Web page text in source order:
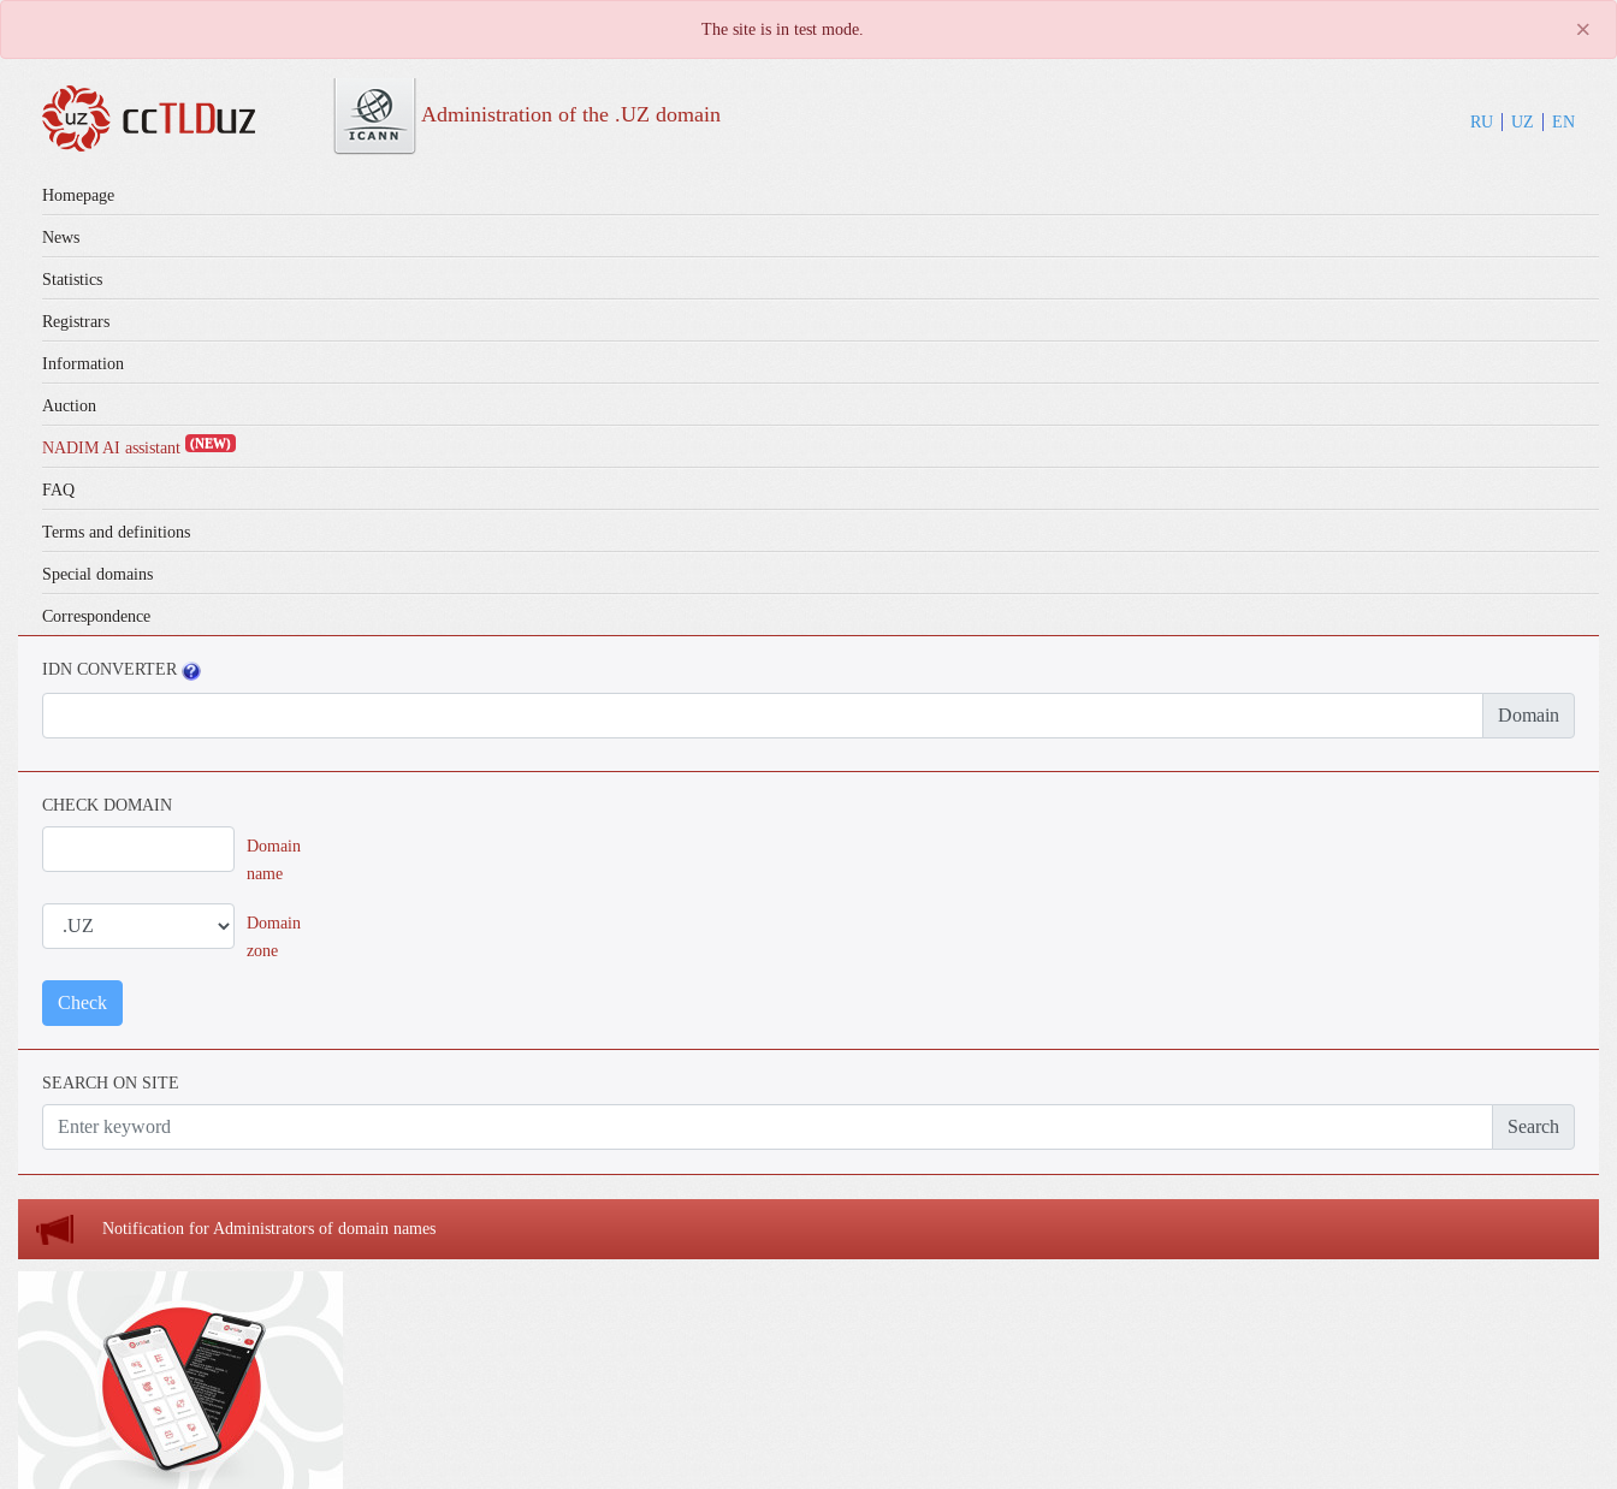
The site is in test mode. ×
Administration of the .UZ domain RU UZ EN
Homepage
News
Statistics
Registrars
Information
Auction
NADIM AI assistant (NEW)
FAQ
Terms and definitions
Special domains
Correspondence
IDN CONVERTER
Domain
CHECK DOMAIN
Domain
name
Domain
zone
Check
SEARCH ON SITE
Search
Notification for Administrators of domain names